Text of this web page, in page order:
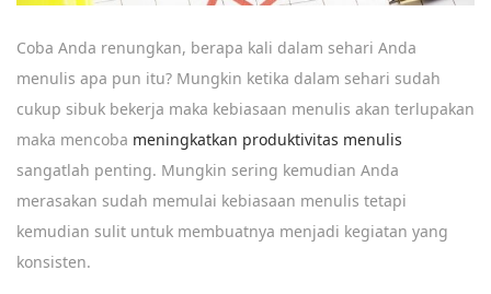
1
8
,
2
0
1
9
Coba Anda renungkan, berapa kali dalam sehari Anda
menulis apa pun itu? Mungkin ketika dalam sehari sudah
cukup sibuk bekerja maka kebiasaan menulis akan terlupakan
maka mencoba meningkatkan produktivitas menulis
sangatlah penting. Mungkin sering kemudian Anda
merasakan sudah memulai kebiasaan menulis tetapi
kemudian sulit untuk membuatnya menjadi kegiatan yang
konsisten.